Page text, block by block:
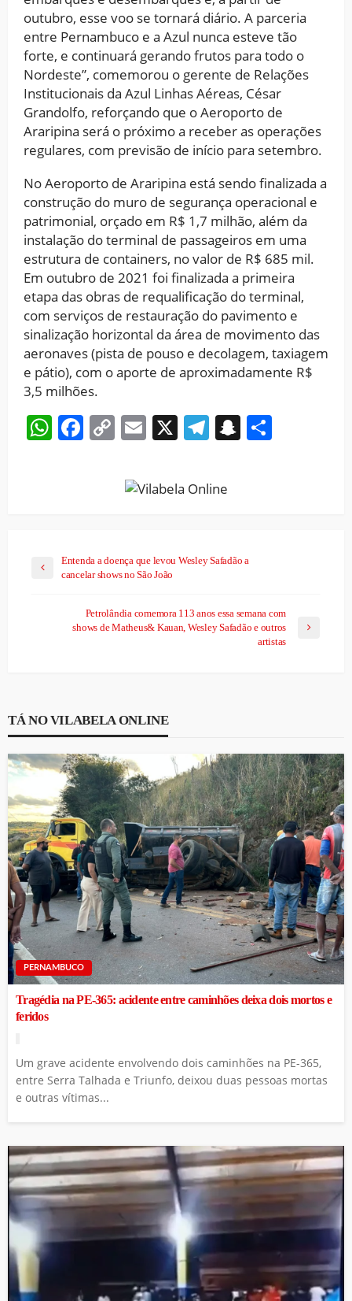
outubro, esse voo se tornará diário. A parceria
entre Pernambuco e a Azul nunca esteve tão
forte, e continuará gerando frutos para todo o
Nordeste”, comemorou o gerente de Relações
Institucionais da Azul Linhas Aéreas, César
Grandolfo, reforçando que o Aeroporto de
Araripina será o próximo a receber as operações
regulares, com previsão de início para setembro.
No Aeroporto de Araripina está sendo finalizada a
construção do muro de segurança operacional e
patrimonial, orçado em R$ 1,7 milhão, além da
instalação do terminal de passageiros em uma
estrutura de containers, no valor de R$ 685 mil.
Em outubro de 2021 foi finalizada a primeira
etapa das obras de requalificação do terminal,
com serviços de restauração do pavimento e
sinalização horizontal da área de movimento das
aeronaves (pista de pouso e decolagem, taxiagem
e pátio), com o aporte de aproximadamente R$
3,5 milhões.
WhatsApp
Facebook
CopyEmail
X Telegram
Snapchat
Entenda a doença que levou Wesley Safadão a
cancelar shows no São João
Petrolândia comemora 113 anos essa semana com
shows de Matheus& Kauan, Wesley Safadão e outros
artistas
TÁ NO VILABELA ONLINE
PERNAMBUCO
Tragédia na PE-365: acidente entre caminhões deixa dois mortos e
feridos
Um grave acidente envolvendo dois caminhões na PE-365,
entre Serra Talhada e Triunfo, deixou duas pessoas mortas
e outras vítimas...